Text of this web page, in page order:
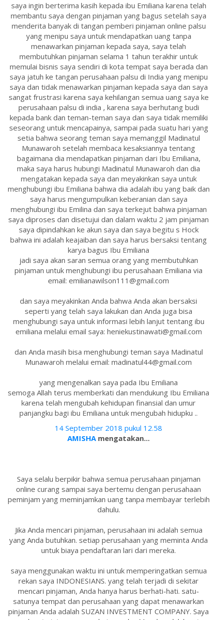
saya ingin berterima kasih kepada ibu Emiliana karena telah
membantu saya dengan pinjaman yang bagus setelah saya
menderita banyak di tangan pemberi pinjaman online palsu
yang menipu saya untuk mendapatkan uang tanpa
menawarkan pinjaman kepada saya, saya telah
membutuhkan pinjaman selama 1 tahun terakhir untuk
memulai bisnis saya sendiri di kota tempat saya berada dan
saya jatuh ke tangan perusahaan palsu di India yang menipu
saya dan tidak menawarkan pinjaman kepada saya dan saya
sangat frustrasi karena saya kehilangan semua uang saya ke
perusahaan palsu di india , karena saya berhutang budi
kepada bank dan teman-teman saya dan saya tidak memiliki
seseorang untuk mencapainya, sampai pada suatu hari yang
setia bahwa seorang teman saya memanggil Madinatul
Munawaroh setelah membaca kesaksiannya tentang
bagaimana dia mendapatkan pinjaman dari Ibu Emiliana,
maka saya harus hubungi Madinatul Munawaroh dan dia
mengatakan kepada saya dan meyakinkan saya untuk
menghubungi ibu Emiliana bahwa dia adalah ibu yang baik dan
saya harus mengumpulkan keberanian dan saya
menghubungi ibu Emilina dan saya terkejut bahwa pinjaman
saya diproses dan disetujui dan dalam waktu 2 jam pinjaman
saya dipindahkan ke akun saya dan saya begitu s Hock
bahwa ini adalah keajaiban dan saya harus bersaksi tentang
karya bagus Ibu Emiliana
jadi saya akan saran semua orang yang membutuhkan
pinjaman untuk menghubungi ibu perusahaan Emiliana via
email: emilianawilson111@gmail.com
dan saya meyakinkan Anda bahwa Anda akan bersaksi
seperti yang telah saya lakukan dan Anda juga bisa
menghubungi saya untuk informasi lebih lanjut tentang ibu
emiliana melalui email saya: heniekustinawati@gmail.com
dan Anda masih bisa menghubungi teman saya Madinatul
Munawaroh melalui email: madinatul44@gmail.com
yang mengenalkan saya pada Ibu Emiliana
semoga Allah terus memberkati dan mendukung Ibu Emiliana
karena telah mengubah kehidupan finansial dan umur
panjangku bagi ibu Emiliana untuk mengubah hidupku ..
14 September 2018 pukul 12.58
AMISHAmengatakan...
Saya selalu berpikir bahwa semua perusahaan pinjaman
online curang sampai saya bertemu dengan perusahaan
peminjam yang meminjamkan uang tanpa membayar terlebih
dahulu.
Jika Anda mencari pinjaman, perusahaan ini adalah semua
yang Anda butuhkan. setiap perusahaan yang meminta Anda
untuk biaya pendaftaran lari dari mereka.
saya menggunakan waktu ini untuk memperingatkan semua
rekan saya INDONESIANS. yang telah terjadi di sekitar
mencari pinjaman, Anda hanya harus berhati-hati. satu-
satunya tempat dan perusahaan yang dapat menawarkan
pinjaman Anda adalah SUZAN INVESTMENT COMPANY. Saya